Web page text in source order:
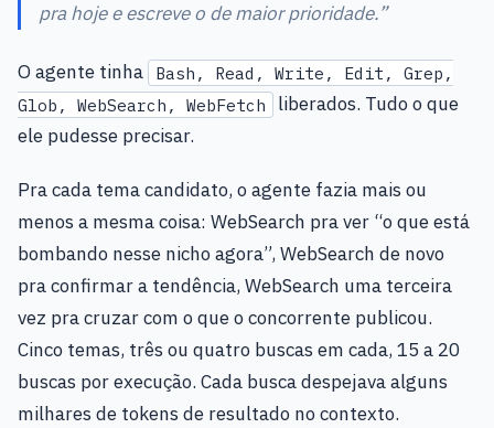
pra hoje e escreve o de maior prioridade.”
O agente tinha
Bash, Read, Write, Edit, Grep,
Glob, WebSearch, WebFetch
liberados. Tudo o que
ele pudesse precisar.
Pra cada tema candidato, o agente fazia mais ou
menos a mesma coisa: WebSearch pra ver “o que está
bombando nesse nicho agora”, WebSearch de novo
pra confirmar a tendência, WebSearch uma terceira
vez pra cruzar com o que o concorrente publicou.
Cinco temas, três ou quatro buscas em cada, 15 a 20
buscas por execução. Cada busca despejava alguns
milhares de tokens de resultado no contexto.